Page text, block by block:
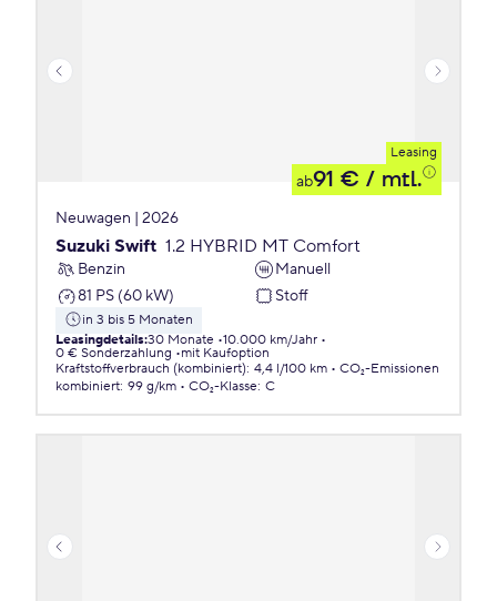
Leasing
ab91 € / mtl.
Neuwagen | 2026
Suzuki Swift 1.2 HYBRID MT Comfort
Benzin
Manuell
81 PS (60 kW)
Stoff
in 3 bis 5 Monaten
Leasingdetails:30 Monate 10.000 km/Jahr
0 € Sonderzahlung
mit Kaufoption
Kraftstoffverbrauch (kombiniert): 4,4 l/100 km
CO₂-Emissionen
kombiniert: 99 g/km CO₂-Klasse: C